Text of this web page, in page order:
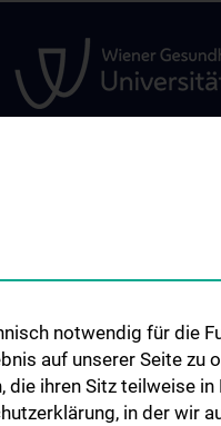
FÜR
notwendig für die
auf unserer Seite
ihren Sitz teilweise
in der wir